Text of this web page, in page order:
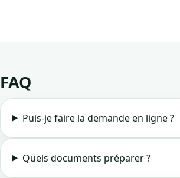
FAQ
Puis-je faire la demande en ligne ?
Quels documents préparer ?